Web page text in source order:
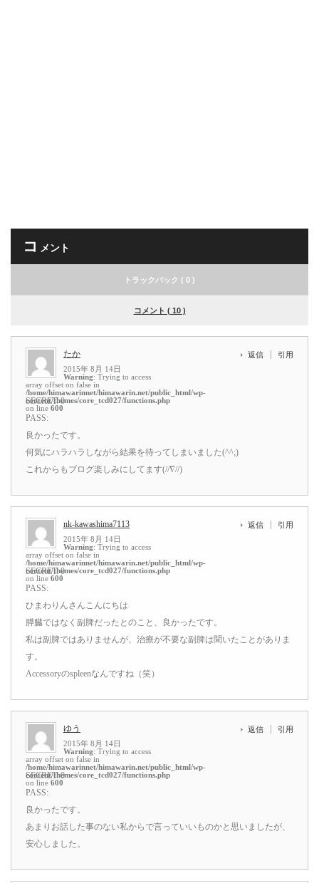
コ メント
トラックバック ( 0 )
コメント ( 10 )
たか
2015年 8月 14日
Warning: Trying to access
array offset on false in
/home/himawarinnet/himawarin.net/public_html/wp-
content/themes/core_tcd027/functions.php
on line 600
返信 引用
SECRET: 0
PASS:
良かったです。
何気にハラハラしながら結果を待ってしまいました(^^;)
これからもブログ楽しみにしてます(//∇//)
nk-kawashima7113
2015年 8月 14日
Warning: Trying to access
array offset on false in
/home/himawarinnet/himawarin.net/public_html/wp-
content/themes/core_tcd027/functions.php
on line 600
返信 引用
SECRET: 0
PASS:
ひまわりんさんこんにちは
膵臓ではなく副脾だったとのこと、良かったです。
私は副脾ではありませんが、治療が不要な副脾は聞いたことがありま
す。
Accessoryのspleenなんですね（笑）
ゆう
2015年 8月 14日
Warning: Trying to access
array offset on false in
/home/himawarinnet/himawarin.net/public_html/wp-
content/themes/core_tcd027/functions.php
on line 600
返信 引用
SECRET: 0
PASS:
良かったです。
あまりお話した事のない私からで言っていいものかと思いましたが、
安心しました。